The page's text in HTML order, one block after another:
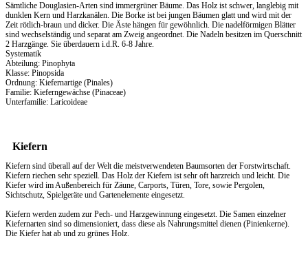
Sämtliche Douglasien-Arten sind immergrüner Bäume. Das Holz ist schwer, langlebig mit
dunklen Kern und Harzkanälen. Die Borke ist bei jungen Bäumen glatt und wird mit der
Zeit rötlich-braun und dicker. Die Äste hängen für gewöhnlich. Die nadelförmigen Blätter
sind wechselständig und separat am Zweig angeordnet. Die Nadeln besitzen im Querschnitt
2 Harzgänge. Sie überdauern i.d.R. 6-8 Jahre.
Systematik
Abteilung: Pinophyta
Klasse: Pinopsida
Ordnung: Kiefernartige (Pinales)
Familie: Kieferngewächse (Pinaceae)
Unterfamilie: Laricoideae
Kiefern
Kiefern sind überall auf der Welt die meistverwendeten Baumsorten der Forstwirtschaft.
Kiefern riechen sehr speziell. Das Holz der Kiefern ist sehr oft harzreich und leicht. Die
Kiefer wird im Außenbereich für Zäune, Carports, Türen, Tore, sowie Pergolen,
Sichtschutz, Spielgeräte und Gartenelemente eingesetzt.
Kiefern werden zudem zur Pech- und Harzgewinnung eingesetzt. Die Samen einzelner
Kiefernarten sind so dimensioniert, dass diese als Nahrungsmittel dienen (Pinienkerne).
Die Kiefer hat ab und zu grünes Holz.